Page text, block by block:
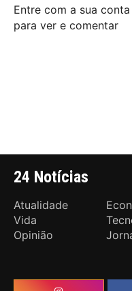
Entre com a sua
para ver e comentar
24 Notícias
Atualidade
Vida
Opinião